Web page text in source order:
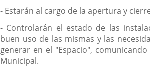
- Estarán al cargo de la apertura y
- Controlarán el estado de las
buen uso de las mismas y las
generar en el "Espacio",
Municipal.